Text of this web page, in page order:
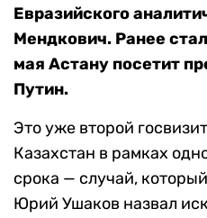
Евразийского
Мендкович. Ранее
мая Астану посетит
Путин.
Это уже второй
Казахстан в рамках
срока — случай,
Юрий Ушаков назвал